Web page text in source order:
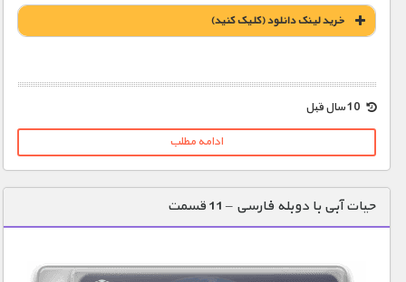
خريد لينک دانلود (کليک کنيد)
1900 تومان – خريد لينک دانلود (افزودن به سبد خريد)
ادامه مطلب
حیات آبی با دوبله فارسی – 11 قسمت